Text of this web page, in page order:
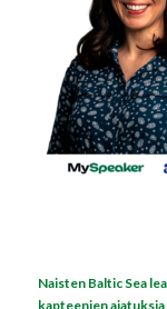
Naisten Baltic Sea
kapteenien